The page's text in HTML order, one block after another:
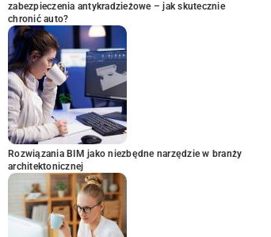
zabezpieczenia antykradzieżowe – jak skutecznie
chronić auto?
Rozwiązania BIM jako niezbędne narzędzie w branży
architektonicznej